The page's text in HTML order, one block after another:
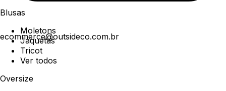
ecommerce@outsideco.com.br
Blusas
Moletons
Jaquetas
Tricot
Ver todos
Oversize